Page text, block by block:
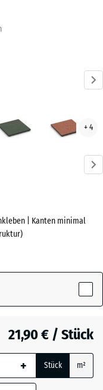
Englischer
Rasen
+ 4
| Kanten minimal
21,90 € / Stück
+ Stück m²